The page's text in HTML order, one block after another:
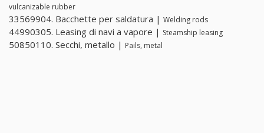
vulcanizable rubber
33569904. Bacchette per saldatura | Welding rods
44990305. Leasing di navi a vapore | Steamship leasing
50850110. Secchi, metallo | Pails, metal